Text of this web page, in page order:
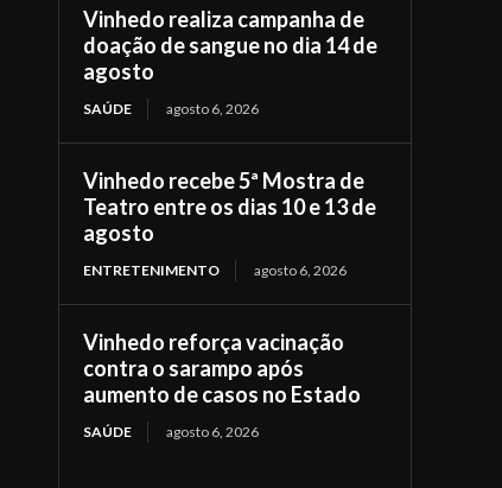
Vinhedo realiza campanha de
doação de sangue no dia 14 de
agosto
SAÚDE agosto 6, 2026
Vinhedo recebe 5ª Mostra de
Teatro entre os dias 10 e 13 de
agosto
ENTRETENIMENTO agosto 6, 2026
Vinhedo reforça vacinação
contra o sarampo após
aumento de casos no Estado
SAÚDE agosto 6, 2026